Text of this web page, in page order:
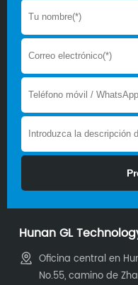
Hunan GL
Oficina central en
No.55, camino de